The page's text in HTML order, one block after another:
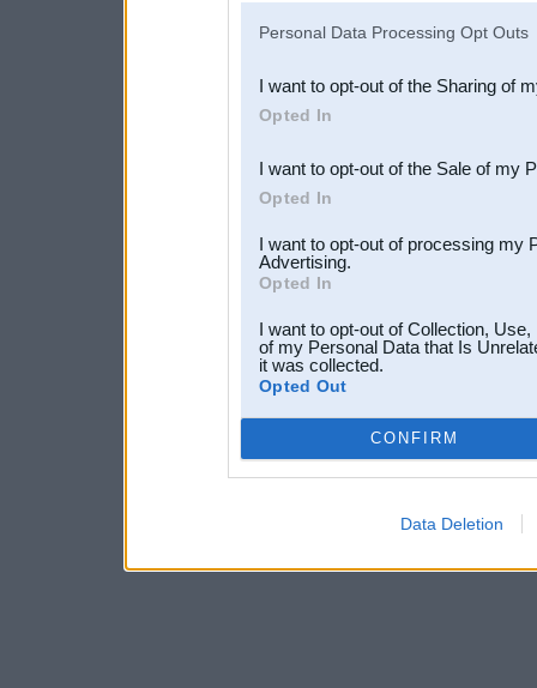
Downstream Participants
third parties.
Personal Data Processing Opt Outs
I want to opt-out of the Sharing of
Opted In
I want to opt-out of the Sale of my
Opted In
I want to opt-out of processing my
Advertising.
Opted In
I want to opt-out of Collection,
of my Personal Data that Is
it was collected.
Opted Out
CONFIRM
Data Deletion